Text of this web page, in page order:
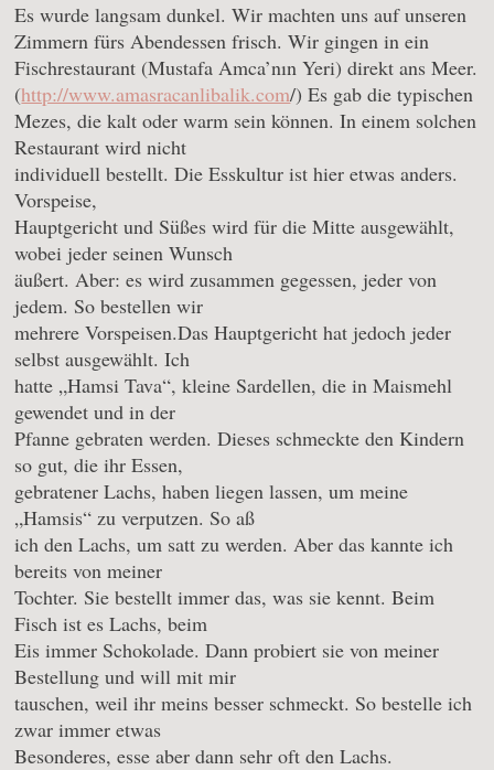
Es wurde langsam dunkel. Wir machten uns auf unseren
Zimmern fürs Abendessen frisch. Wir gingen in ein
Fischrestaurant (Mustafa Amca’nın Yeri) direkt ans Meer.
(http://www.amasracanlibalik.com/) Es gab die typischen
Mezes, die kalt oder warm sein können. In einem solchen
Restaurant wird nicht
individuell bestellt. Die Esskultur ist hier etwas anders.
Vorspeise,
Hauptgericht und Süßes wird für die Mitte ausgewählt,
wobei jeder seinen Wunsch
äußert. Aber: es wird zusammen gegessen, jeder von
jedem. So bestellen wir
mehrere Vorspeisen.Das Hauptgericht hat jedoch jeder
selbst ausgewählt. Ich
hatte „Hamsi Tava“, kleine Sardellen, die in Maismehl
gewendet und in der
Pfanne gebraten werden. Dieses schmeckte den Kindern
so gut, die ihr Essen,
gebratener Lachs, haben liegen lassen, um meine
„Hamsis“ zu verputzen. So aß
ich den Lachs, um satt zu werden. Aber das kannte ich
bereits von meiner
Tochter. Sie bestellt immer das, was sie kennt. Beim
Fisch ist es Lachs, beim
Eis immer Schokolade. Dann probiert sie von meiner
Bestellung und will mit mir
tauschen, weil ihr meins besser schmeckt. So bestelle ich
zwar immer etwas
Besonderes, esse aber dann sehr oft den Lachs.